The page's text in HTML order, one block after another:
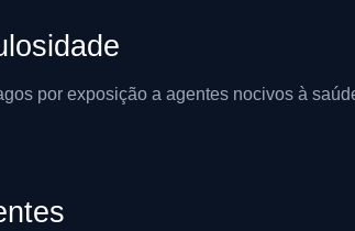
por exposição a agentes nocivos à